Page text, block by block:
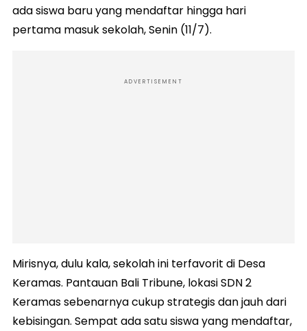
ada siswa baru yang mendaftar hingga hari
pertama masuk sekolah, Senin (11/7).
ADVERTISEMENT
Mirisnya, dulu kala, sekolah ini terfavorit di Desa
Keramas. Pantauan Bali Tribune, lokasi SDN 2
Keramas sebenarnya cukup strategis dan jauh dari
kebisingan. Sempat ada satu siswa yang mendaftar,